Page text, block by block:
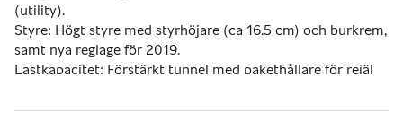
(utility).
Styre: Högt styre med styrhöjare (ca 16.5 cm) och burkrem,
samt nya reglage för 2019.
Lastkapacitet: Förstärkt tunnel med pakethållare för rejäl
Boggie: Har ledad bakdel (flippboggi) för bättre prestanda i